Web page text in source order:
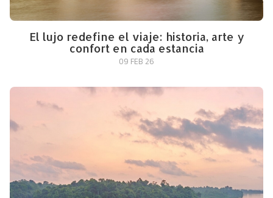
El lujo redefine el viaje: historia, arte y
confort en cada estancia
09 FEB 26